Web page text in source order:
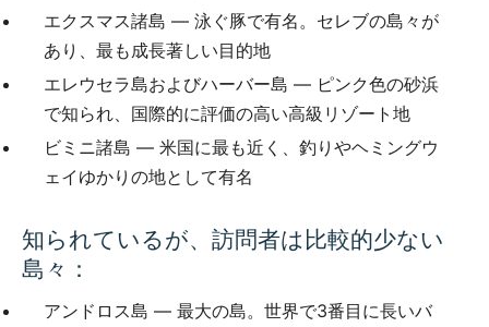
エクスマス諸島 — 泳ぐ豚で有名。セレブの島々が
あり、最も成長著しい目的地
エレウセラ島およびハーバー島 — ピンク色の砂浜
で知られ、国際的に評価の高い高級リゾート地
ビミニ諸島 — 米国に最も近く、釣りやヘミングウ
ェイゆかりの地として有名
知られているが、訪問者は比較的少ない
島々：
アンドロス島 — 最大の島。世界で3番目に長いバ